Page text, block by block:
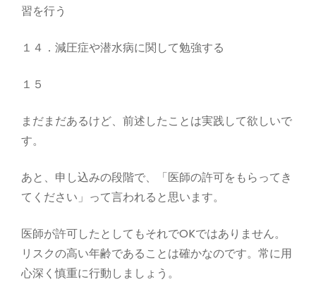
習を行う
１４．減圧症や潜水病に関して勉強する
１５
まだまだあるけど、前述したことは実践して欲しいで
す。
あと、申し込みの段階で、「医師の許可をもらってき
てください」って言われると思います。
医師が許可したとしてもそれでOKではありません。
リスクの高い年齢であることは確かなのです。常に用
心深く慎重に行動しましょう。